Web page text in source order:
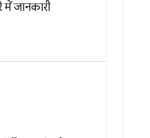
जानकारी